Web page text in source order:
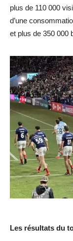
plus de 110 000
d’une
et plus de 350 000
Les résultats du